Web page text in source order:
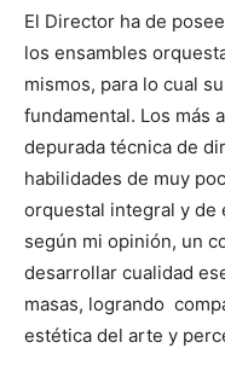
El Director ha de
los ensambles
mismos, para lo cual
fundamental. Los más
depurada técnica de
habilidades de muy
orquestal integral y de
según mi opinión, un
desarrollar cualidad
masas, logrando
estética del arte y